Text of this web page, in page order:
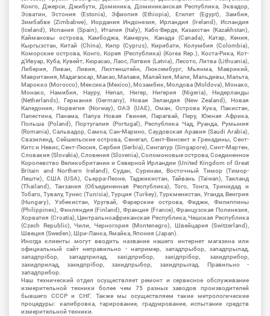
Конго, Джерси, Джибути, Доминика, Доминиканская Республика, Эквадор,
Эсватин, Эстония (Estonia), Эфиопия (Ethiopia), Египет (Egypt), Замбия,
Зимбабве (Zimbabwe), Иордания Индонезия, Ирландия (Ireland), Исландия
(Iceland), Испания (Spain), Италия (Italy), Кабо-Верде, Казахстан (Kazakhstan),
Каймановы острова, Камбоджа, Камерун, Канада (Canada), Катар, Кения,
Кыргызстан, Китай (China), Кипр (Cyprus), Кирибати, Колумбия (Colombia),
Коморские острова, Конго, Корея (Республика) (Korea Rep.), Коста-Рика, Кот-
д'Ивуар, Куба, Кувейт, Кюрасао, Лаос, Латвия (Latvia), Лесото, Литва (Lithuania),
Либерия, Ливан, Ливия, Лихтенштейн, Люксембург, Мьянма, Маврикий,
Мавритания, Мадагаскар, Макао, Малави, Малайзия, Мали, Мальдивы, Мальта,
Марокко (Morocco), Мексика (Mexico), Мозамбик, Молдова (Moldova), Монако,
Монако, Намибия, Науру, Непал, Нигер, Нигерия (Nigeria), Нидерланды
(Netherlands), Германия (Germany), Новая Зеландия (New Zealand), Новая
Каледония, Норвегия (Norway), ОАЭ (UAE), Оман, Острова Кука, Пакистан,
Палестина, Панама, Папуа Новая Гвинея, Парагвай, Перу, Южная Африка,
Польша (Poland), Португалия (Portugal), Республика Чад, Руанда, Румыния
(Romania), Сальвадор, Самоа, Сан-Марино, Саудовская Аравия (Saudi Arabia),
Свазиленд, Сейшельские острова, Сенегал, Сент-Винсент и Гренадины, Сент-
Китс и Невис, Сент-Люсия, Сербия (Serbia), Сингапур (Singapore), Синт-Мартен,
Словакия (Slovakia), Словения (Slovenia), Соломоновые острова, Соединенное
Королевство Великобритании и Северной Ирландии (United Kingdom of Great
Britain and Northern Ireland), Судан, Суринам, Восточный Тимор (Тимор-
Лешти), США (USA), Сьерра-Леоне, Таджикистан, Тайвань (Taiwan), Таиланд
(Thailand), Танзания (Объединенная Республика), Того, Тонга, Тринидад и
Тобаго, Тувалу, Тунис (Tunisia), Турция (Turkey), Туркменистан, Уганда, Венгрия
(Hungary), Узбекистан, Уругвай, Фарерские острова, Фиджи, Филиппины
(Philippines), Финляндия (Finland), Франция (France), Французская Полинезия,
Хорватия (Croatia), Центральноафриканская Республика, Чешская Республика
(Czech Republic), Чили, Черногория (Montenegro), Швейцария (Switzerland),
Швеция (Sweden), Шри-Ланка, Ямайка, Япония (Japan).
Иногда клиенты могут вводить название нашего интернет магазина или
официальный сайт неправильно - например, западпрыбор, западпрылад,
западпрібор, западприлад, західприбор, західпрібор, захидприбор,
захидприлад, захидпрібор, захидпрыбор, захидпрылад. Правильно -
западприбор.
Наш технический отдел осуществляет ремонт и сервисное обслуживание
измерительной техники более чем 75 разных заводов производителей
бывшего СССР и СНГ. Также мы осуществляем такие метрологические
процедуры: калибровка, тарирование, градуирование, испытание средств
измерительной техники.